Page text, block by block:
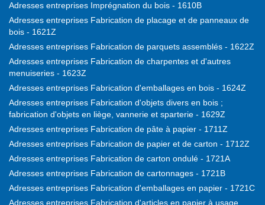
Adresses entreprises Imprégnation du bois - 1610B
Adresses entreprises Fabrication de placage et de panneaux de
bois - 1621Z
Adresses entreprises Fabrication de parquets assemblés - 1622Z
Adresses entreprises Fabrication de charpentes et d'autres
menuiseries - 1623Z
Adresses entreprises Fabrication d'emballages en bois - 1624Z
Adresses entreprises Fabrication d'objets divers en bois ;
fabrication d'objets en liège, vannerie et sparterie - 1629Z
Adresses entreprises Fabrication de pâte à papier - 1711Z
Adresses entreprises Fabrication de papier et de carton - 1712Z
Adresses entreprises Fabrication de carton ondulé - 1721A
Adresses entreprises Fabrication de cartonnages - 1721B
Adresses entreprises Fabrication d'emballages en papier - 1721C
Adresses entreprises Fabrication d'articles en papier à usage